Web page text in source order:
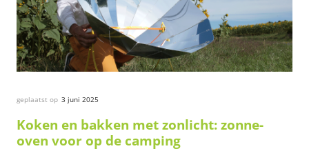
geplaatst op 3 juni 2025
Koken en bakken met zonlicht: zonne-
oven voor op de camping